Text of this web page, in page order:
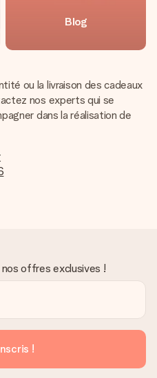
Blog
ou la livraison des cadeaux
nos experts qui se
dans la réalisation de
offres exclusives !
!